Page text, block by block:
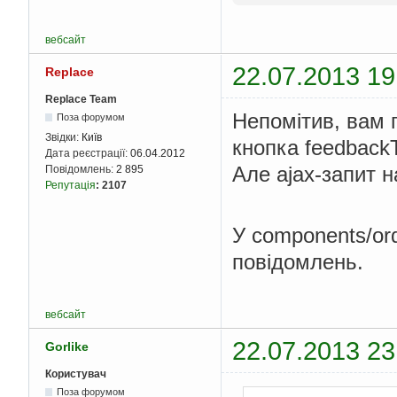
return
});
вебсайт
Replace 22.07.2013
Replace Team
Поза форумом
Звідки: Київ
Дата реєстрації: 06.04.2012
Повідомлень: 2 895
Репутація: 2107
Непомітив, вам
кнопка
Але ajax-запит
У components/
повідомлень.
вебсайт
Gorlike 22.07.2013
Користувач
Поза форумом